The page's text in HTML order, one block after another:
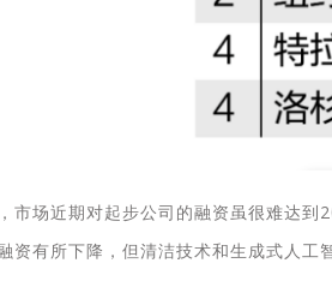
市场近期对起步公司的融资虽很难达
资有所下降，但清洁技术和生成式人工